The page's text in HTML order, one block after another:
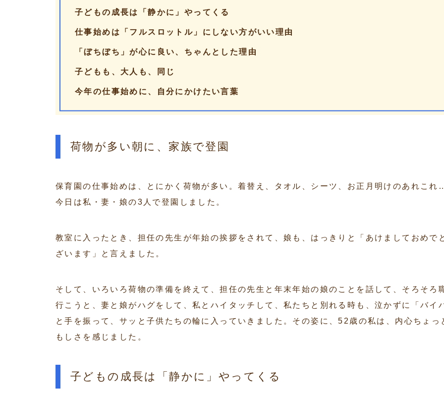
子どもの成長は「静かに」やってくる
仕事始めは「フルスロットル」にしない方がいい理由
「ぼちぼち」が心に良い、ちゃんとした理由
子どもも、大人も、同じ
今年の仕事始めに、自分にかけたい言葉
荷物が多い朝に、家族で登園
保育園の仕事始めは、とにかく荷物が多い。着替え、タオル、シーツ、お正月明けのあれこ
今日は私・妻・娘の3人で登園しました。
教室に入ったとき、担任の先生が年始の挨拶をされて、娘も、はっきりと「あけましておめで
ざいます」と言えました。
そして、いろいろ荷物の準備を終えて、担任の先生と年末年始の娘のことを話して、そろそろ
行こうと、妻と娘がハグをして、私とハイタッチして、私たちと別れる時も、泣かずに「バイ
と手を振って、サッと子供たちの輪に入っていきました。その姿に、52歳の私は、内心ちょっ
もしさを感じました。
子どもの成長は「静かに」やってくる